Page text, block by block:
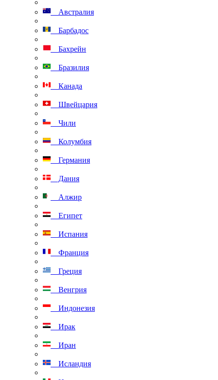
Австралия
Барбадос
Бахрейн
Бразилия
Канада
Швейцария
Чили
Колумбия
Германия
Дания
Алжир
Египет
Испания
Франция
Греция
Венгрия
Индонезия
Ирак
Иран
Исландия